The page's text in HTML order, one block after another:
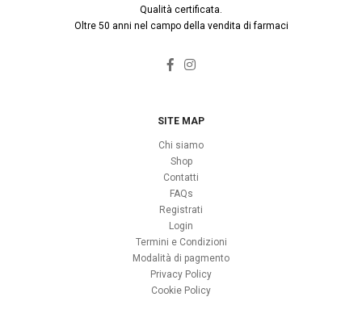
Qualità certificata.
Oltre 50 anni nel campo della vendita di farmaci
SITE MAP
Chi siamo
Shop
Contatti
FAQs
Registrati
Login
Termini e Condizioni
Modalità di pagmento
Privacy Policy
Cookie Policy